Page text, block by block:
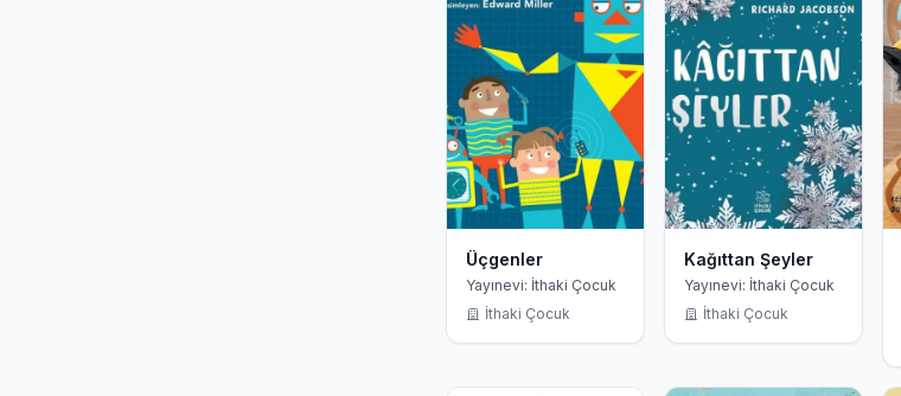
Üçgenler
Yayınevi: İthaki Çocuk
İthaki Çocuk
Kağıttan Şeyler
Yayınevi: İthaki Çocuk
İthaki Çocuk